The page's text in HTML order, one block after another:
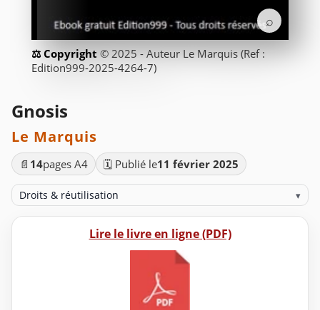
⌕
© 2025 - Auteur Le Marquis (Ref :
Edition999-2025-4264-7)
Gnosis
Le Marquis
📄 14pages A4 🗓️ Publié le11 février 2025
Droits & réutilisation ▾
Lire le livre en ligne (PDF)